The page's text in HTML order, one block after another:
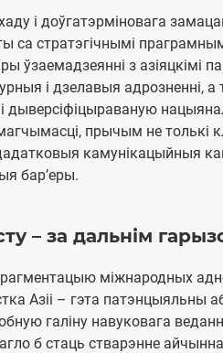
і доўгатэрміновага
са стратэгічнымі
ўзаемадзеянні з
і дзелавыя адрозненні,
дыверсіфіцыраваную
прычым не толькі
камунікацыйныя
бар’еры.
– за дальнім
міжнародных
Азіі – гэта патэнцыяльны
галіну навуковага
б стаць стварэнне